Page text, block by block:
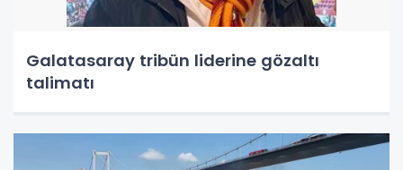
Galatasaray tribün liderine gözaltı
talimatı